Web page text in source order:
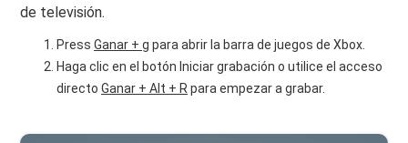
de televisión.
PressGanar + g para abrir la barra de juegos de Xbox.
Haga clic en el botón Iniciar grabación o utilice el acceso
directoGanar + Alt + R para empezar a grabar.